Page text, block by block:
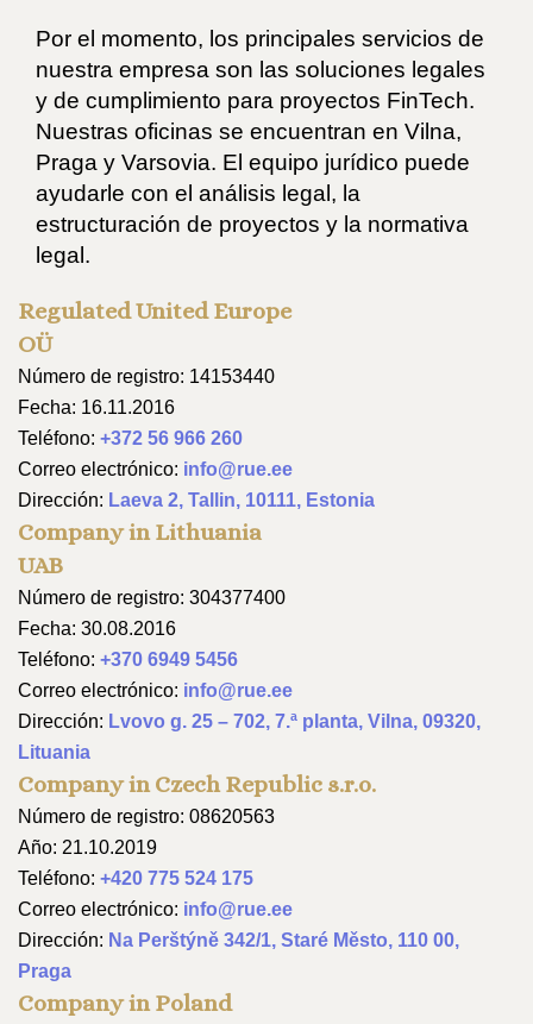
Por el momento, los principales servicios de
nuestra empresa son las soluciones legales
y de cumplimiento para proyectos FinTech.
Nuestras oficinas se encuentran en Vilna,
Praga y Varsovia. El equipo jurídico puede
ayudarle con el análisis legal, la
estructuración de proyectos y la normativa
legal.
Regulated United Europe
OÜ
Número de registro: 14153440
Fecha: 16.11.2016
Teléfono: +372 56 966 260
Correo electrónico: info@rue.ee
Dirección: Laeva 2, Tallin, 10111, Estonia
Company in Lithuania
UAB
Número de registro: 304377400
Fecha: 30.08.2016
Teléfono: +370 6949 5456
Correo electrónico: info@rue.ee
Dirección: Lvovo g. 25 – 702, 7.ª planta, Vilna, 09320,
Lituania
Company in Czech Republic s.r.o.
Número de registro: 08620563
Año: 21.10.2019
Teléfono: +420 775 524 175
Correo electrónico: info@rue.ee
Dirección: Na Perštýně 342/1, Staré Město, 110 00,
Praga
Company in Poland